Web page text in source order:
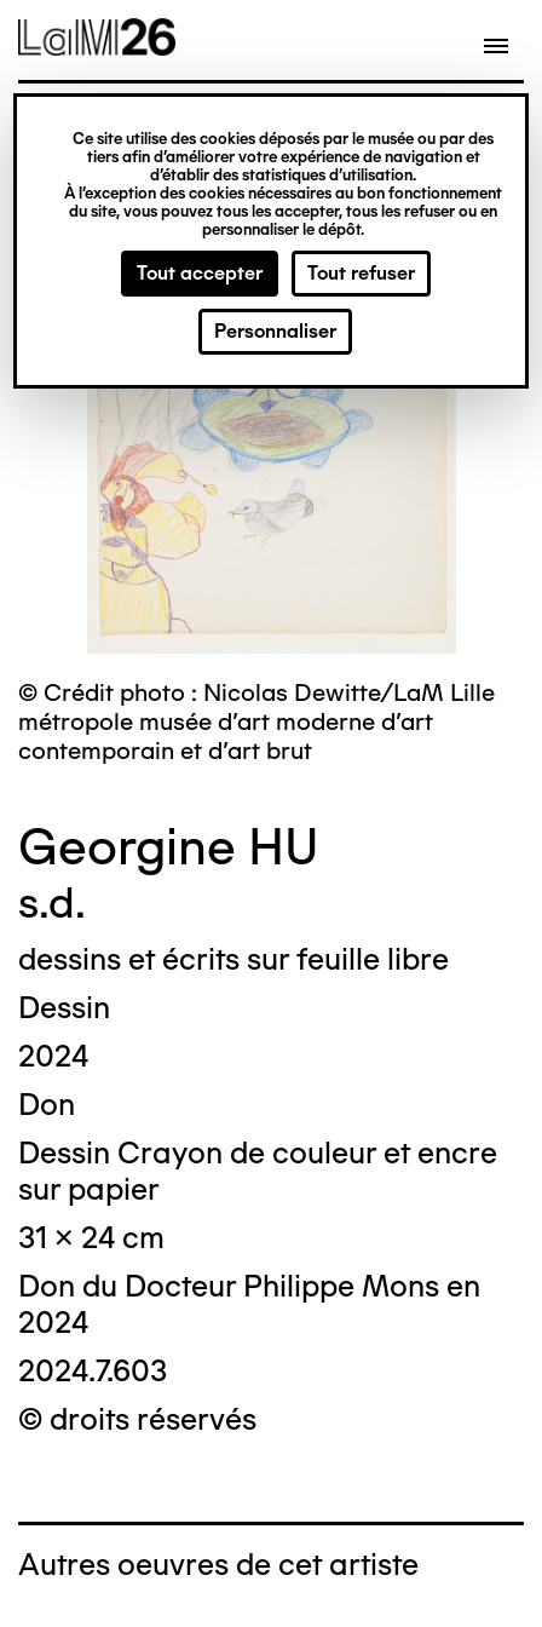
Gestion des cookies
Ce site utilise des cookies déposés par le musée ou par des
tiers afin d’améliorer votre expérience de navigation et
d’établir des statistiques d’utilisation.
À l’exception des cookies nécessaires au bon fonctionnement
du site, vous pouvez tous les accepter, tous les refuser ou en
personnaliser le dépôt.
Tout accepter Tout refuser
Personnaliser
contenu
© Crédit photo : Nicolas Dewitte/LaM Lille
métropole musée d’art moderne d’art
contemporain et d’art brut
Georgine HU
s.d.
dessins et écrits sur feuille libre
Dessin
2024
Don
Dessin Crayon de couleur et encre
sur papier
31 x 24 cm
Don du Docteur Philippe Mons en
2024
2024.7.603
© droits réservés
Autres oeuvres de cet artiste